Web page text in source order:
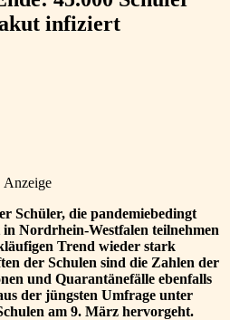
infiziert
Anzeige
Schüler, die pandemiebedingt
Nordrhein-Westfalen teilnehmen
Trend wieder stark
der Schulen sind die Zahlen der
und Quarantänefälle ebenfalls
der jüngsten Umfrage unter
am 9. März hervorgeht.